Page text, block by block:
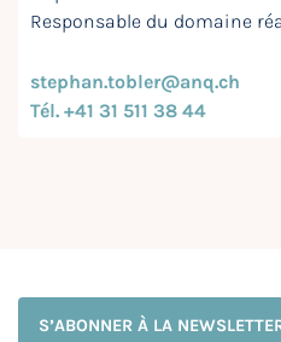
Responsable du domaine
stephan.tobler@anq.ch
Tél. +41 31 511 38 44
S’ABONNER À LA